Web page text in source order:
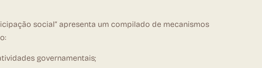
social” apresenta um compilado de mecanismos
governamentais;